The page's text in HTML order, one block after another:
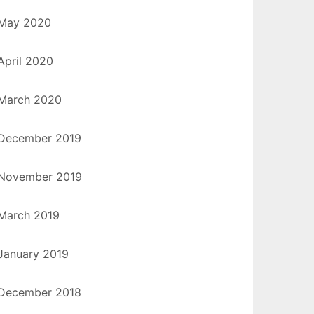
2020
2020
2020
2019
2019
2019
2019
2018